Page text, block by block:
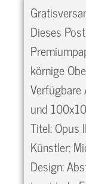
Dieses
körnige
und
Titel: Opus
Künstler:
Design: